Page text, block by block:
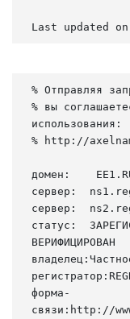
Last updated
% Отправляя
% вы
использования:
% http://
домен:
сервер:
сервер:
статус:
ВЕРИФИЦИРОВАН
форма-
связи:http://